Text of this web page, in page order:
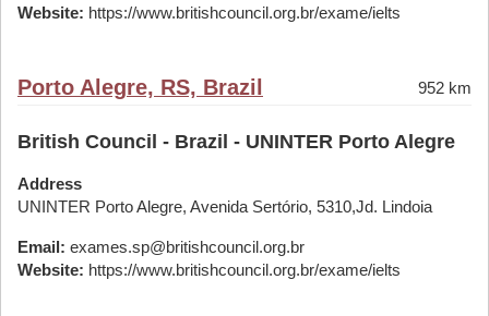
Website: https://www.britishcouncil.org.br/exame/ielts
Porto Alegre, RS, Brazil 952 km
British Council - Brazil - UNINTER Porto Alegre
Address
UNINTER Porto Alegre, Avenida Sertório, 5310,Jd. Lindoia
Email: exames.sp@britishcouncil.org.br
Website: https://www.britishcouncil.org.br/exame/ielts